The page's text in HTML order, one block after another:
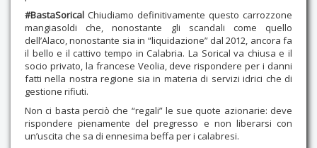
#BastaSorical Chiudiamo definitivamente questo carrozzone
mangiasoldi che, nonostante gli scandali come quello
dell’Alaco, nonostante sia in “liquidazione” dal 2012, ancora fa
il bello e il cattivo tempo in Calabria. La Sorical va chiusa e il
socio privato, la francese Veolia, deve rispondere per i danni
fatti nella nostra regione sia in materia di servizi idrici che di
gestione rifiuti.
Non ci basta perciò che “regali” le sue quote azionarie: deve
rispondere pienamente del pregresso e non liberarsi con
un’uscita che sa di ennesima beffa per i calabresi.